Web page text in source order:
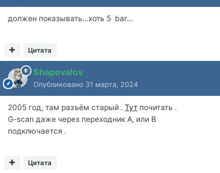
должен показывать...хоть 5 bar...
Цитата
Shapovalov
Опубликовано 31 марта, 2024
2005 год, там разъём старый . Тут почитать .
G-scan даже через переходник А, или В
подключается .
Цитата